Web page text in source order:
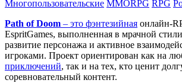
Многопользовательские MMORPG RPG
Path of Doom – это фэнтезийная онлайн-
EspritGames, выполненная в мрачной
развитие персонажа и активное
игроками. Проект ориентирован как на
приключений, так и на тех, кто ценит
соревновательный контент.